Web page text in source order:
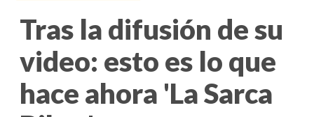
Tras la difusión de su
video: esto es lo que
hace ahora 'La Sarca